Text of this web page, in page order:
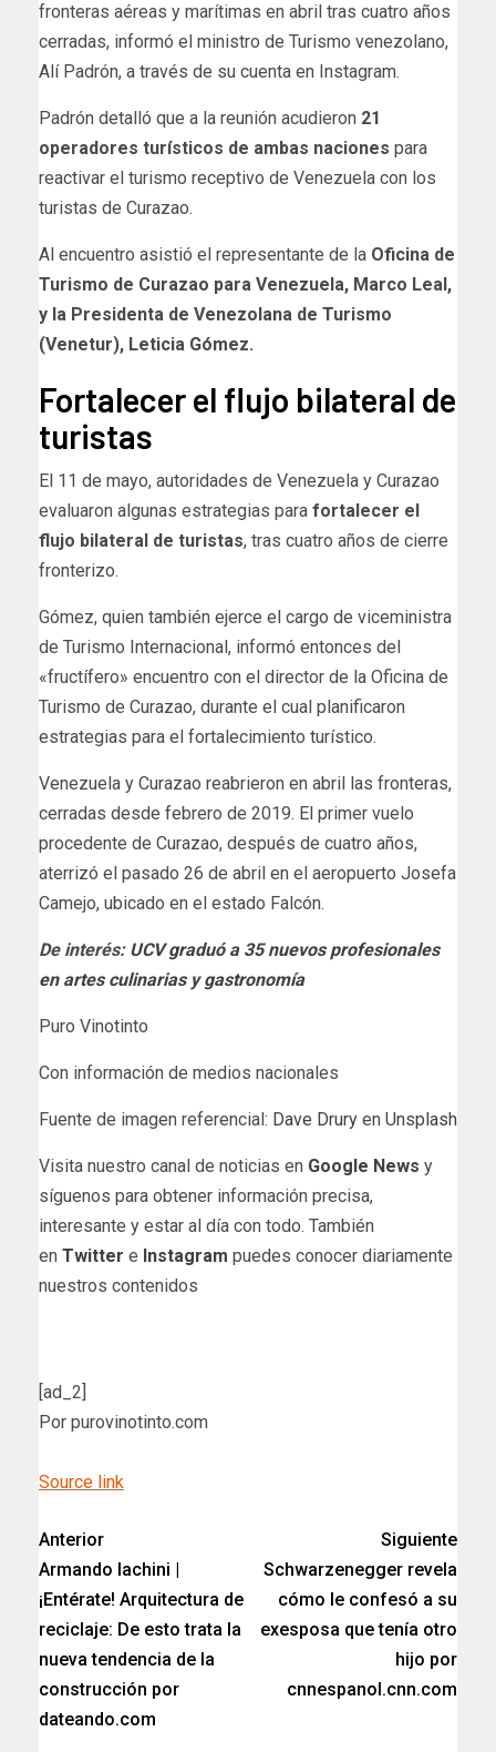
fronteras aéreas y marítimas en abril tras cuatro años
cerradas, informó el ministro de Turismo venezolano,
Alí Padrón, a través de su cuenta en Instagram.
Padrón detalló que a la reunión acudieron 21
operadores turísticos de ambas naciones para
reactivar el turismo receptivo de Venezuela con los
turistas de Curazao.
Al encuentro asistió el representante de la Oficina de
Turismo de Curazao para Venezuela, Marco Leal,
y la Presidenta de Venezolana de Turismo
(Venetur), Leticia Gómez.
Fortalecer el flujo bilateral de
turistas
El 11 de mayo, autoridades de Venezuela y Curazao
evaluaron algunas estrategias para fortalecer el
flujo bilateral de turistas, tras cuatro años de cierre
fronterizo.
Gómez, quien también ejerce el cargo de viceministra
de Turismo Internacional, informó entonces del
«fructífero» encuentro con el director de la Oficina de
Turismo de Curazao, durante el cual planificaron
estrategias para el fortalecimiento turístico.
Venezuela y Curazao reabrieron en abril las fronteras,
cerradas desde febrero de 2019. El primer vuelo
procedente de Curazao, después de cuatro años,
aterrizó el pasado 26 de abril en el aeropuerto Josefa
Camejo, ubicado en el estado Falcón.
De interés: UCV graduó a 35 nuevos profesionales
en artes culinarias y gastronomía
Puro Vinotinto
Con información de medios nacionales
Fuente de imagen referencial: Dave Drury en Unsplash
Visita nuestro canal de noticias en Google News y
síguenos para obtener información precisa,
interesante y estar al día con todo. También
en Twitter e Instagram puedes conocer diariamente
nuestros contenidos
[ad_2]
Por purovinotinto.com
Source link
Anterior
Armando Iachini |
¡Entérate! Arquitectura de
reciclaje: De esto trata la
nueva tendencia de la
construcción por
dateando.com
Siguiente
Schwarzenegger revela
cómo le confesó a su
exesposa que tenía otro
hijo por
cnnespanol.cnn.com